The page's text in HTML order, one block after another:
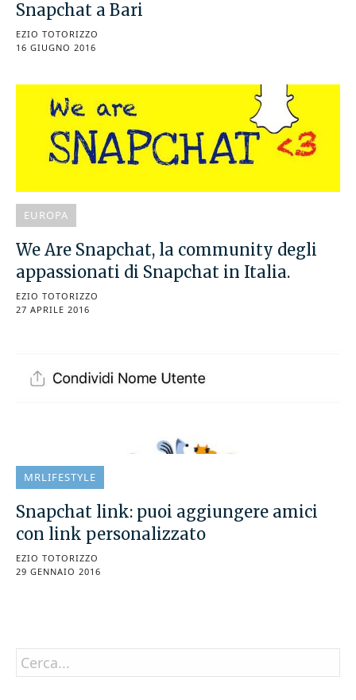
Snapchat a Bari
EZIO TOTORIZZO
16 GIUGNO 2016
EUROPA
We Are Snapchat, la community degli
appassionati di Snapchat in Italia.
EZIO TOTORIZZO
27 APRILE 2016
MRLIFESTYLE
Snapchat link: puoi aggiungere amici
con link personalizzato
EZIO TOTORIZZO
29 GENNAIO 2016